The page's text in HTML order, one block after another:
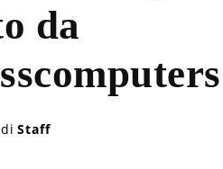
da
di Staff